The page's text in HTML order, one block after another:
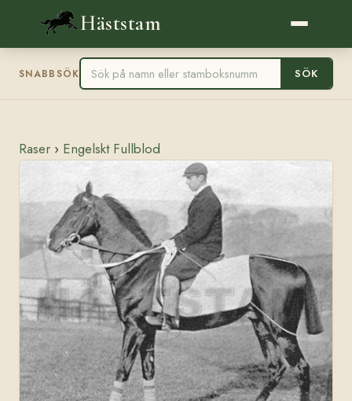
Häststam
SNABBSÖK SÖK
Raser › Engelskt Fullblod